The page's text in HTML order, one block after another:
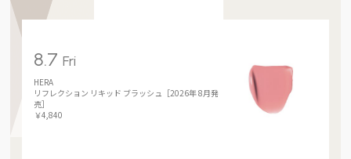
8.7Fri
HERA
リフレクション リキッド ブラッシュ［2026年 8月発
売］
￥4,840